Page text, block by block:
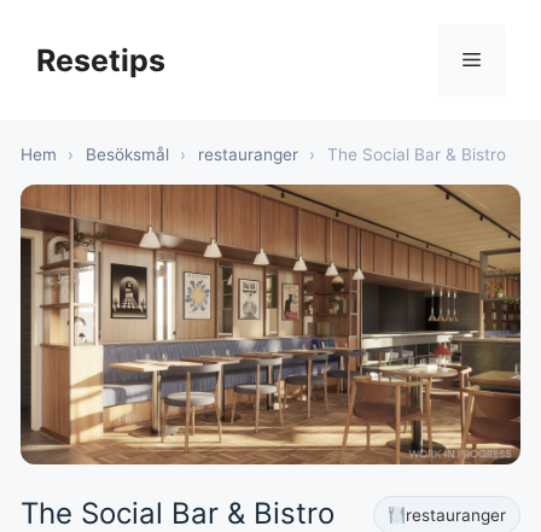
innehållResetips Meny
Hem › Besöksmål › restauranger › The Social Bar & Bistro
The Social Bar & Bistro restauranger